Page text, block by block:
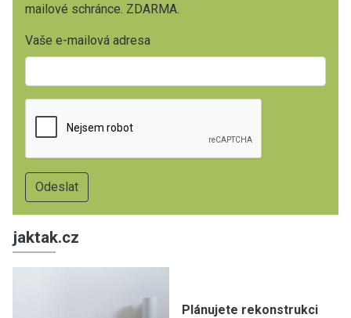
mailové schránce. ZDARMA.
Vaše e-mailová adresa
jaktak.cz
Plánujete rekonstrukci